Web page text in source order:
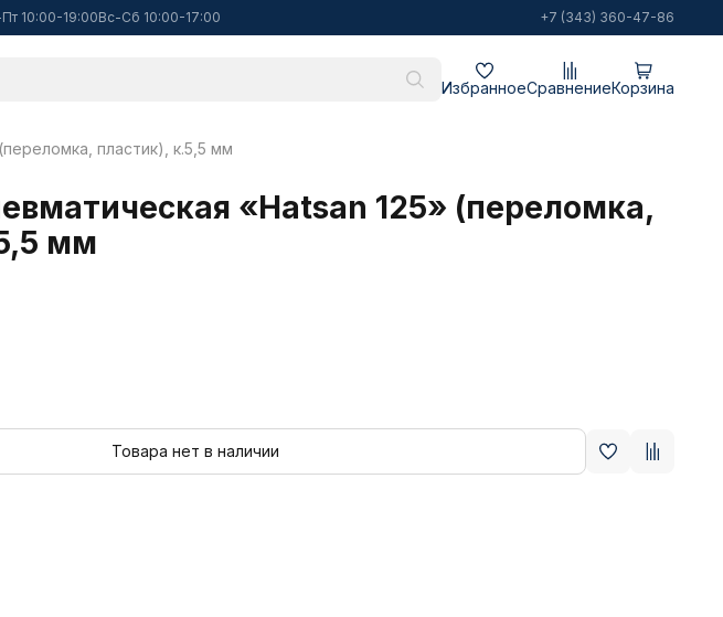
10:00-19:00Вс-Сб 10:00-17:00 +7 (343) 360-47-86
ИзбранноеСравнениеКорзина
пластик), к.5,5 мм
«Hatsan 125» (переломка,
мм
Товара нет в наличии